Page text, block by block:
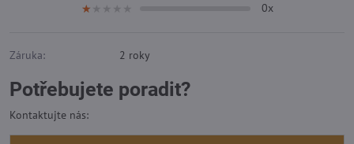
★★★★★
★★★★★
★★★★★ 0x
Záruka: 2 roky
Potřebujete poradit?
Kontaktujte nás: